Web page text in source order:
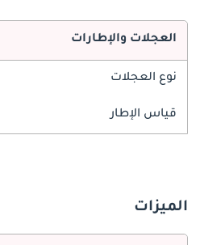
العجلات والإطارات
نوع العجلات
قياس الإطار
الميزات